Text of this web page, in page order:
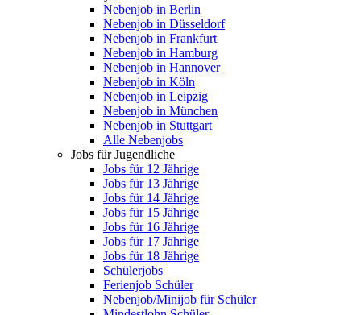
Nebenjob in Berlin
Nebenjob in Düsseldorf
Nebenjob in Frankfurt
Nebenjob in Hamburg
Nebenjob in Hannover
Nebenjob in Köln
Nebenjob in Leipzig
Nebenjob in München
Nebenjob in Stuttgart
Alle Nebenjobs
Jobs für Jugendliche
Jobs für 12 Jährige
Jobs für 13 Jährige
Jobs für 14 Jährige
Jobs für 15 Jährige
Jobs für 16 Jährige
Jobs für 17 Jährige
Jobs für 18 Jährige
Schülerjobs
Ferienjob Schüler
Nebenjob/Minijob für Schüler